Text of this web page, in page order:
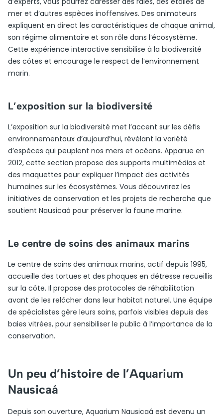
mer et d’autres espèces inoffensives. Des animateurs
expliquent en direct les caractéristiques de chaque animal,
son régime alimentaire et son rôle dans l’écosystème.
Cette expérience interactive sensibilise à la biodiversité
des côtes et encourage le respect de l’environnement
marin.
L’exposition sur la biodiversité
L’exposition sur la biodiversité met l’accent sur les défis
environnementaux d’aujourd’hui, révélant la variété
d’espèces qui peuplent nos mers et océans. Apparue en
2012, cette section propose des supports multimédias et
des maquettes pour expliquer l’impact des activités
humaines sur les écosystèmes. Vous découvrirez les
initiatives de conservation et les projets de recherche que
soutient Nausicaá pour préserver la faune marine.
Le centre de soins des animaux marins
Le centre de soins des animaux marins, actif depuis 1995,
accueille des tortues et des phoques en détresse recueillis
sur la côte. Il propose des protocoles de réhabilitation
avant de les relâcher dans leur habitat naturel. Une équipe
de spécialistes gère leurs soins, parfois visibles depuis des
baies vitrées, pour sensibiliser le public à l’importance de la
conservation.
Un peu d’histoire de l’Aquarium
Nausicaá
Depuis son ouverture, Aquarium Nausicaá est devenu un